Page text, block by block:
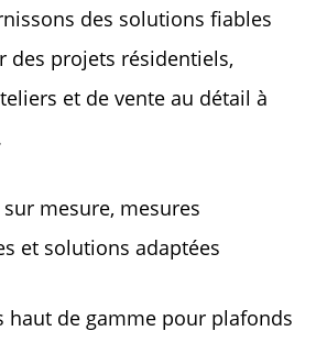
des solutions fiables
des projets résidentiels,
et de vente au détail à
mesure, mesures
et solutions adaptées
haut de gamme pour plafonds